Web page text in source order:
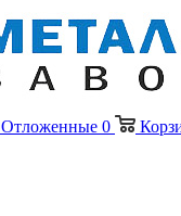
Отложенные 0